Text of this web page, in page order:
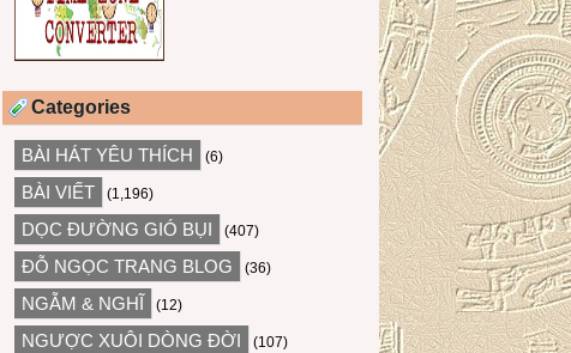
Categories
BÀI HÁT YÊU THÍCH (6)
BÀI VIẾT (1,196)
DỌC ĐƯỜNG GIÓ BỤI (407)
ĐỖ NGỌC TRANG BLOG (36)
NGẪM & NGHĨ (12)
NGƯỢC XUÔI DÒNG ĐỜI (107)